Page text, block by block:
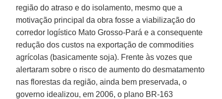
região do atraso e do isolamento, mesmo que a
motivação principal da obra fosse a viabilização do
corredor logístico Mato Grosso-Pará e a consequente
redução dos custos na exportação de commodities
agrícolas (basicamente soja). Frente às vozes que
alertaram sobre o risco de aumento do desmatamento
nas florestas da região, ainda bem preservada, o
governo idealizou, em 2006, o plano BR-163